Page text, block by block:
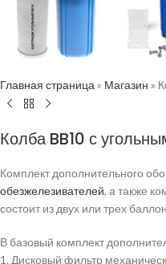
Главная страница » Магазин »
Колба BB10 с
Комплект дополнительного
обезжелезивателей, а также
состоит из двух или трех
В базовый комплект
1. Дисковый фильтр